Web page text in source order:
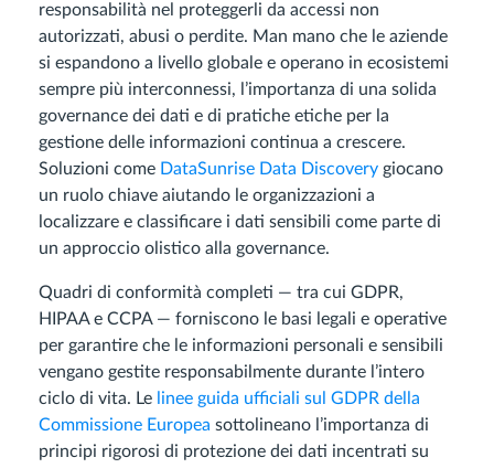
responsabilità nel proteggerli da accessi non
autorizzati, abusi o perdite. Man mano che le aziende
si espandono a livello globale e operano in ecosistemi
sempre più interconnessi, l’importanza di una solida
governance dei dati e di pratiche etiche per la
gestione delle informazioni continua a crescere.
Soluzioni come DataSunrise Data Discovery giocano
un ruolo chiave aiutando le organizzazioni a
localizzare e classificare i dati sensibili come parte di
un approccio olistico alla governance.
Quadri di conformità completi — tra cui GDPR,
HIPAA e CCPA — forniscono le basi legali e operative
per garantire che le informazioni personali e sensibili
vengano gestite responsabilmente durante l’intero
ciclo di vita. Le linee guida ufficiali sul GDPR della
Commissione Europea sottolineano l’importanza di
principi rigorosi di protezione dei dati incentrati su